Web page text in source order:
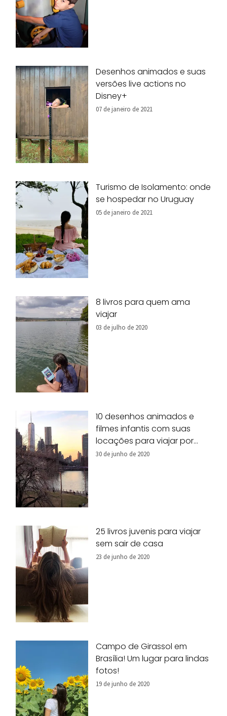
Desenhos animados e suas
versões live actions no
Disney+
07 de janeiro de 2021
Turismo de Isolamento: onde
se hospedar no Uruguay
05 de janeiro de 2021
8 livros para quem ama
viajar
03 de julho de 2020
10 desenhos animados e
filmes infantis com suas
locações para viajar por
Nova York!
30 de junho de 2020
25 livros juvenis para viajar
sem sair de casa
23 de junho de 2020
Campo de Girassol em
Brasília! Um lugar para lindas
fotos!
19 de junho de 2020